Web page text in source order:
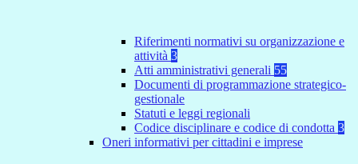
Riferimenti normativi su organizzazione e
attività 3
Atti amministrativi generali 55
Documenti di programmazione strategico-
gestionale
Statuti e leggi regionali
Codice disciplinare e codice di condotta 3
Oneri informativi per cittadini e imprese